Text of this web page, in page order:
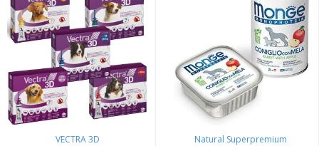
VECTRA 3D
Natural Superpremium